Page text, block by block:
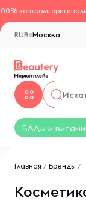
контроль
Москва
RUB
БАДы и
Главная / Бренды /